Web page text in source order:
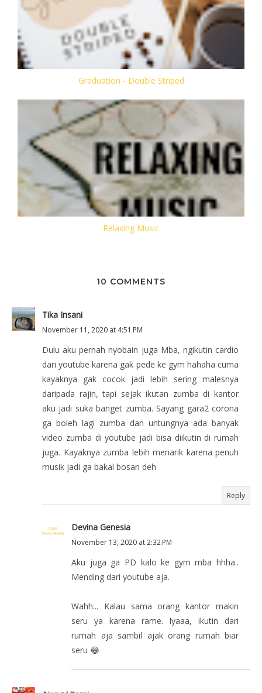
Graduation - Double Striped
Relaxing Music
10 COMMENTS
Tika Insani
November 11, 2020 at 4:51 PM
Dulu aku pernah nyobain juga Mba, ngikutin cardio
dari youtube karena gak pede ke gym hahaha cuma
kayaknya gak cocok jadi lebih sering malesnya
daripada rajin, tapi sejak ikutan zumba di kantor
aku jadi suka banget zumba. Sayang gara2 corona
ga boleh lagi zumba dan untungnya ada banyak
video zumba di youtube jadi bisa diikutin di rumah
juga. Kayaknya zumba lebih menarik karena penuh
musik jadi ga bakal bosan deh
Reply
Devina Genesia
November 13, 2020 at 2:32 PM
Aku juga ga PD kalo ke gym mba hhha..
Mending dari youtube aja.
Wahh... Kalau sama orang kantor makin
seru ya karena rame. Iyaaa, ikutin dari
rumah aja sambil ajak orang rumah biar
seru 😂